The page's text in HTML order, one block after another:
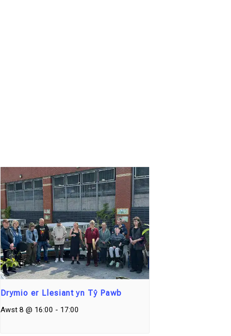
Drymio er Llesiant yn Tŷ Pawb
Awst 8 @ 16:00 - 17:00